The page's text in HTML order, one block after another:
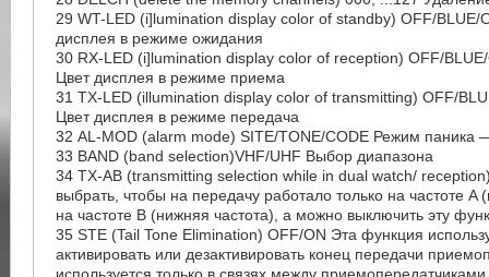
29 WT-LED (i]lumination display color of standby) OFF/BLUE/
дисплея в режиме ожидания
30 RX-LED (i]lumination display color of reception) OFF/
Цвет дисплея в режиме приема
31 TX-LED (illumination display color of transmitting) OFF/
Цвет дисплея в режиме передача
32 AL-MOD (alarm mode) SITE/TONE/CODE Режим паника
33 BAND (band selection)VHF/UHF Выбор диапазона
34 TX-AB (transmitting selection while in dual watch/
выбрать, чтобы на передачу работало только на частоте A
на частоте B (нижняя частота), а можно выключить эту
35 STE (Tail Tone Elimination) OFF/ON Эта функция
активировать или дезактивировать конец передачи